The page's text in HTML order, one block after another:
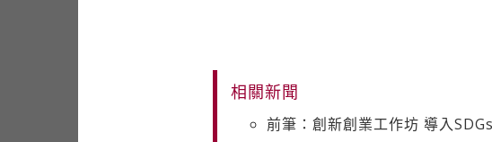
相關新聞
前筆：創新創業工作坊 導入